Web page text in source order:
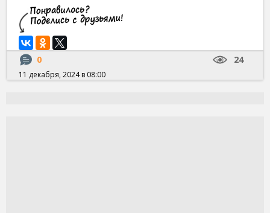
0 24
11 декабря, 2024 в 08:00